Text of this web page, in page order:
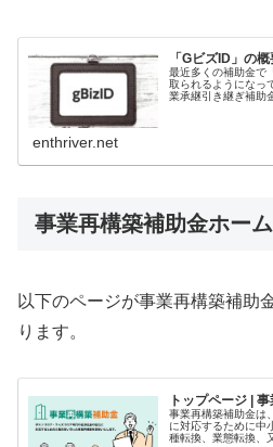
「GビズID」の
最近多くの補助金で
取られるようになっ
業承継引き継ぎ補助
enthriver.net
事業再構築補助金ホー
以下のページが事業再構築補助
ります。
トップページ |
事業再構築補助金は
に対応するために中
種転換、業態転換、